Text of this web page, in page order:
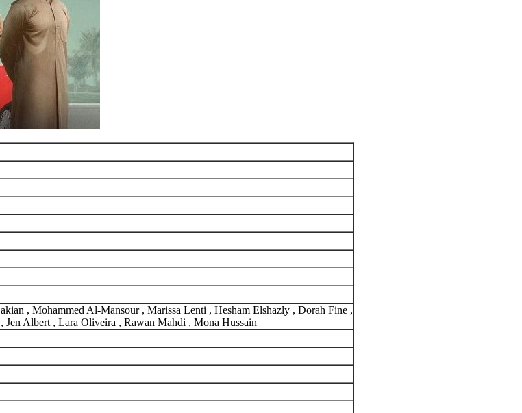
, Mohammed Al-Mansour , Marissa Lenti , Hesham Elshazly , Dorah Fine ,
Albert , Lara Oliveira , Rawan Mahdi , Mona Hussain